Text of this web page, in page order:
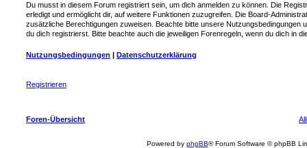
Du musst in diesem Forum registriert sein, um dich anmelden zu können. Die
erledigt und ermöglicht dir, auf weitere Funktionen zuzugreifen. Die Board-
zusätzliche Berechtigungen zuweisen. Beachte bitte unsere Nutzungsbedingungen
du dich registrierst. Bitte beachte auch die jeweiligen Forenregeln, wenn du dich in
Nutzungsbedingungen | Datenschutzerklärung
Registrieren
Foren-Übersicht
Powered by phpBB® Forum Software © phpBB